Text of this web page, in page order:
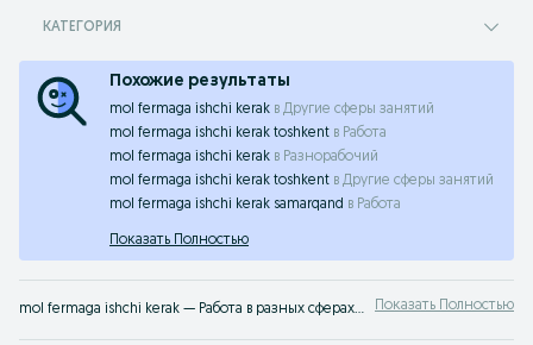
КАТЕГОРИЯ
Похожие результаты
mol fermaga ishchi kerak в Другие сферы занятий
mol fermaga ishchi kerak toshkent в Работа
mol fermaga ishchi kerak в Разнорабочий
mol fermaga ishchi kerak toshkent в Другие сферы занятий
mol fermaga ishchi kerak samarqand в Работа
Показать Полностью
mol fermaga ishchi kerak — Работа в разных сферах ⭐ свежие вакансии для специалистов и новичков ⚡ высокая оплата ✔️ прямые работодатели по всему Узбекистану на OLX.uz Показать Полностью